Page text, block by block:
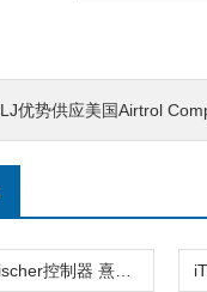
LJ优势供应美国Airtrol